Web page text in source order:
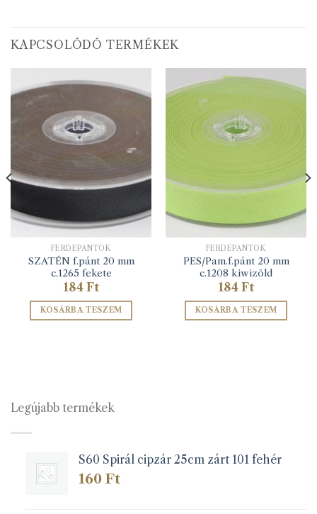
KAPCSOLÓDÓ TERMÉKEK
FERDEPÁNTOK
SZATÉN f.pánt 20 mm
c.1265 fekete
184 Ft
KOSÁRBA TESZEM
FERDEPÁNTOK
PES/Pam.f.pánt 20 mm
c.1208 kiwizöld
184 Ft
KOSÁRBA TESZEM
Legújabb termékek
S60 Spirál cipzár 25cm zárt 101 fehér
160 Ft